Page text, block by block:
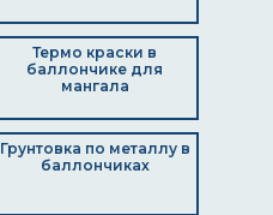
Термо краски в
баллончике для
мангала
Грунтовка по металлу в
баллончиках